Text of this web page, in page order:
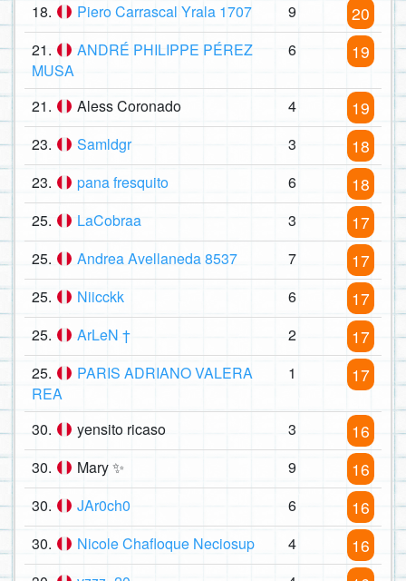
18. Piero Carrascal Yrala 1707 9 20
21.
ANDRÉ PHILIPPE PÉREZ
MUSA
6 19
21. Aless Coronado 4 19
23. Samldgr 3 18
23. pana fresquito 6 18
25. LaCobraa 3 17
25. Andrea Avellaneda 8537 7 17
25. Niicckk 6 17
25. ArLeN † 2 17
25.
PARIS ADRIANO VALERA
REA
1 17
30. yensito ricaso 3 16
30. Mary ✨ 9 16
30. JAr0ch0 6 16
30. Nicole Chafloque Neciosup 4 16